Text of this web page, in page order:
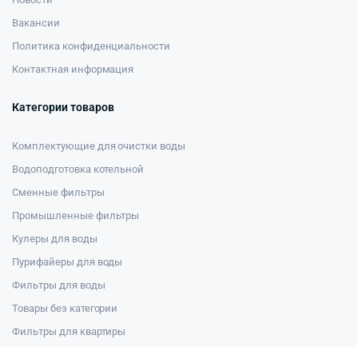
Вакансии
Политика конфиденциальности
Контактная информация
Категории товаров
Комплектующие для очистки воды
Водоподготовка котельной
Сменные фильтры
Промышленные фильтры
Кулеры для воды
Пурифайеры для воды
Фильтры для воды
Товары без категории
Фильтры для квартиры